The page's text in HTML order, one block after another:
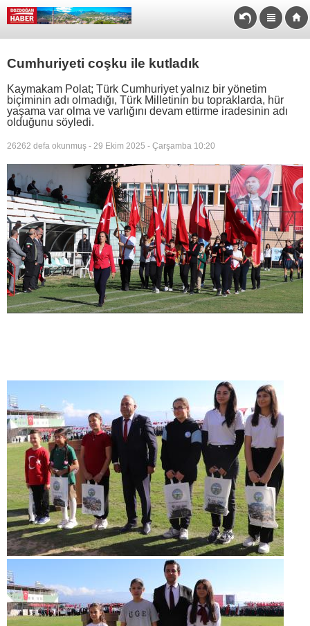
Cumhuriyeti coşku ile kutladık
Kaymakam Polat; Türk Cumhuriyet yalnız bir yönetim
biçiminin adı olmadığı, Türk Milletinin bu topraklarda, hür
yaşama var olma ve varlığını devam ettirme iradesinin adı
olduğunu söyledi.
26262 defa okunmuş - 29 Ekim 2025 - Çarşamba 10:20